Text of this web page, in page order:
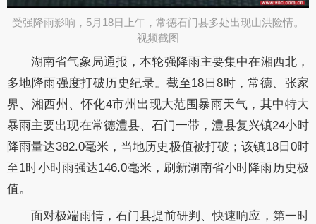
受强降雨影响​，5月18日上午，常德石门县多处出现山洪险情。
视频截图
湖南省气象局通报，本轮强降雨主要集中在湘西北，
多地降雨强度打破历史纪录。截至18日8时，常德、张家
界、湘西州、怀化4市州出现大范围暴雨天气，其中特大
暴雨主要出现在常德澧县、石门一带，澧县复兴镇24小时
降雨量达382.0毫米，当地历史极值被打破；该镇18日0时
至1时小时雨强达146.0毫米，刷新湖南省小时降雨历史极
值。
面对极端雨情，石门县提前研判、快速响应，第一时